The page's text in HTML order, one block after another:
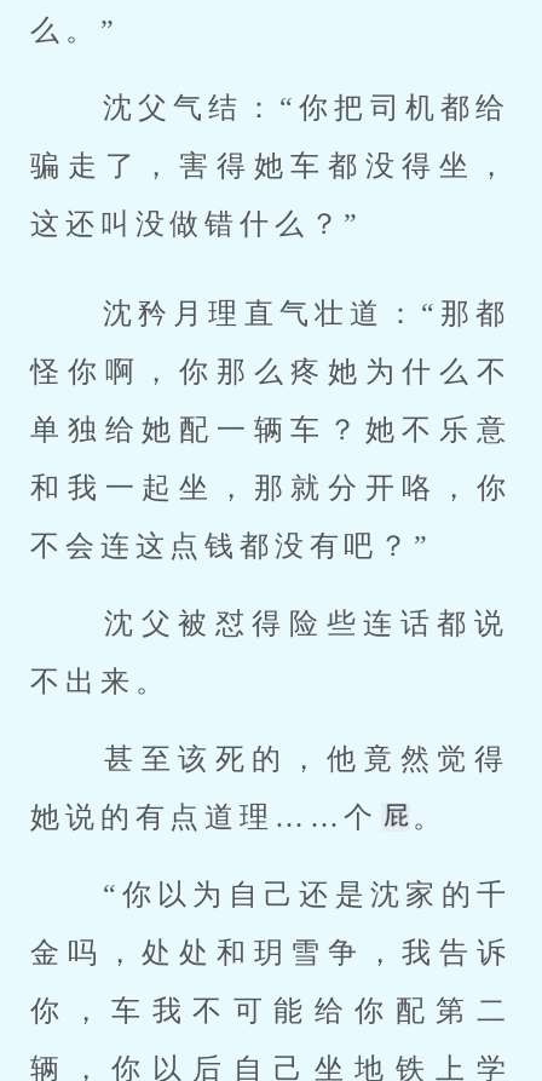
么。”
骗走了，害得她车都没得坐，
这还叫没做错什么？”
怪你啊，你那么疼她为什么不
单独给她配一辆车？她不乐意
和我一起坐，那就分开咯，你
不会连这点钱都没有吧？”
不出来。
她说的有点道理……个
。
金吗，处处和玥雪争，我告诉
你，车我不可能给你配第二
辆，你以后自己坐地铁上学